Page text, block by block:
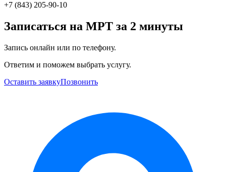
+7 (843) 205-90-10
Записаться на МРТ за 2 минуты
Запись онлайн или по телефону.
Ответим и поможем выбрать услугу.
Оставить заявкуПозвонить